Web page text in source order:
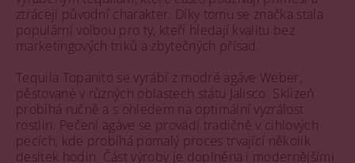
ztrácejí původní charakter. Díky tomu se značka stala
populární volbou pro ty, kteří hledají kvalitu bez
marketingových triků a zbytečných přísad.
Tequila Topanito se vyrábí z modré agáve Weber,
pěstované v různých oblastech státu Jalisco. Sklizeň
probíhá ručně a s ohledem na optimální vyzrálost
rostlin. Pečení agáve se provádí tradičně v cihlových
pecích, kde probíhá pomalý proces trvající několik
desítek hodin. Část výroby je doplněna i modernějšími